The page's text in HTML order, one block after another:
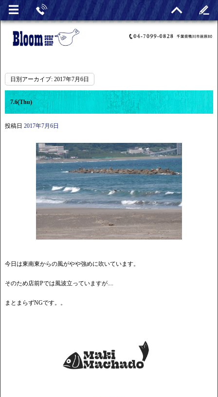
日別アーカイブ: 2017年7月6日
7.6(Thu)
投稿日 2017年7月6日
今日は東南東からの風がやや強めに吹いています。
そのため店前Pでは風波立っていますが....
まとまらずNGです。。